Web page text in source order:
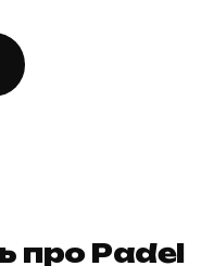
про Padel